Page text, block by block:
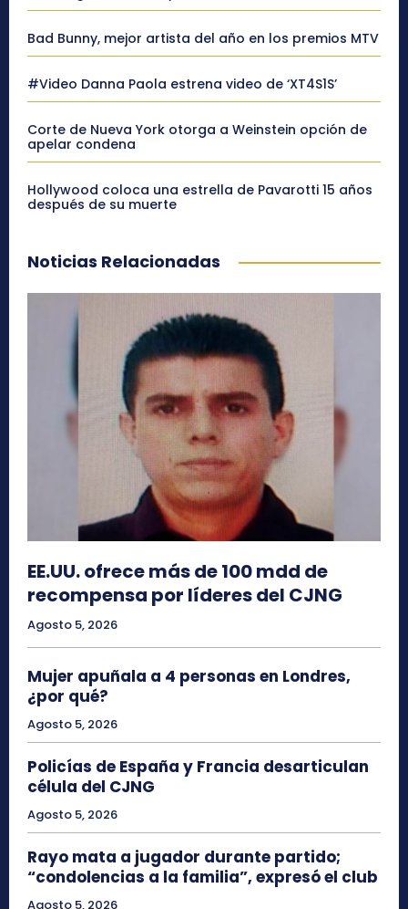
Bad Bunny, mejor artista del año en los premios MTV
#Video Danna Paola estrena video de ‘XT4S1S’
Corte de Nueva York otorga a Weinstein opción de
apelar condena
Hollywood coloca una estrella de Pavarotti 15 años
después de su muerte
Noticias Relacionadas
EE.UU. ofrece más de 100 mdd de
recompensa por líderes del CJNG
Agosto 5, 2026
Mujer apuñala a 4 personas en Londres,
¿por qué?
Agosto 5, 2026
Policías de España y Francia desarticulan
célula del CJNG
Agosto 5, 2026
Rayo mata a jugador durante partido;
“condolencias a la familia”, expresó el club
Agosto 5, 2026